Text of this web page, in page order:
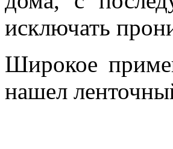
исключать
Широкое
нашел